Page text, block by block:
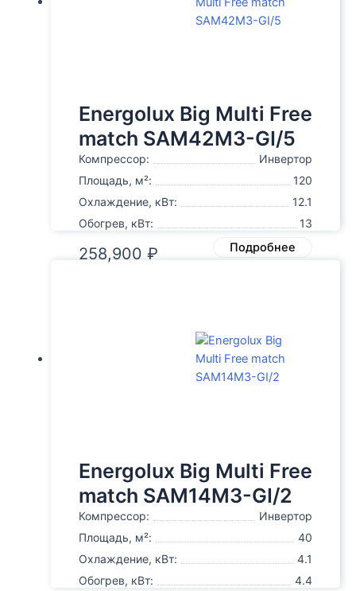
Energolux Big Multi Free
match SAM42M3-GI/5
Компрессор:
Инвертор
Площадь, м²:
120
Охлаждение, кВт:
12.1
Обогрев, кВт:
13
258,900 ₽ Подробнее
Energolux Big Multi Free
match SAM14M3-GI/2
Компрессор:
Инвертор
Площадь, м²:
40
Охлаждение, кВт:
4.1
Обогрев, кВт:
4.4